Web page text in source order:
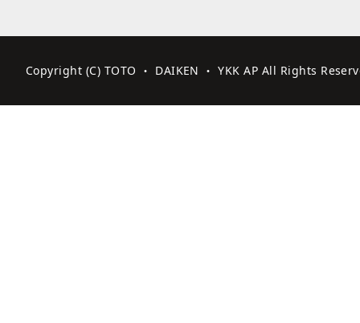
Copyright (C) TOTO ・ DAIKEN ・ YKK AP All Rights